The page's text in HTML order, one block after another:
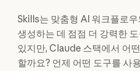
Skills는 맞춤형 AI 워크플로
생성하는 데 점점 더 강력한
있지만, Claude 스택에서 어
할까요? 언제 어떤 도구를 사